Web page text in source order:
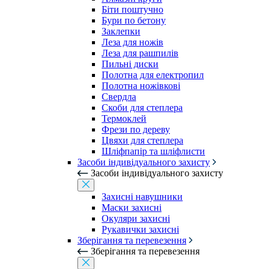
Біти поштучно
Бури по бетону
Заклепки
Леза для ножів
Леза для рашпилів
Пильні диски
Полотна для електропил
Полотна ножівкові
Свердла
Скоби для степлера
Термоклей
Фрези по дереву
Цвяхи для степлера
Шліфпапір та шліфлисти
Засоби індивідуального захисту
Засоби індивідуального захисту
Захисні навушники
Маски захисні
Окуляри захисні
Рукавички захисні
Зберігання та перевезення
Зберігання та перевезення